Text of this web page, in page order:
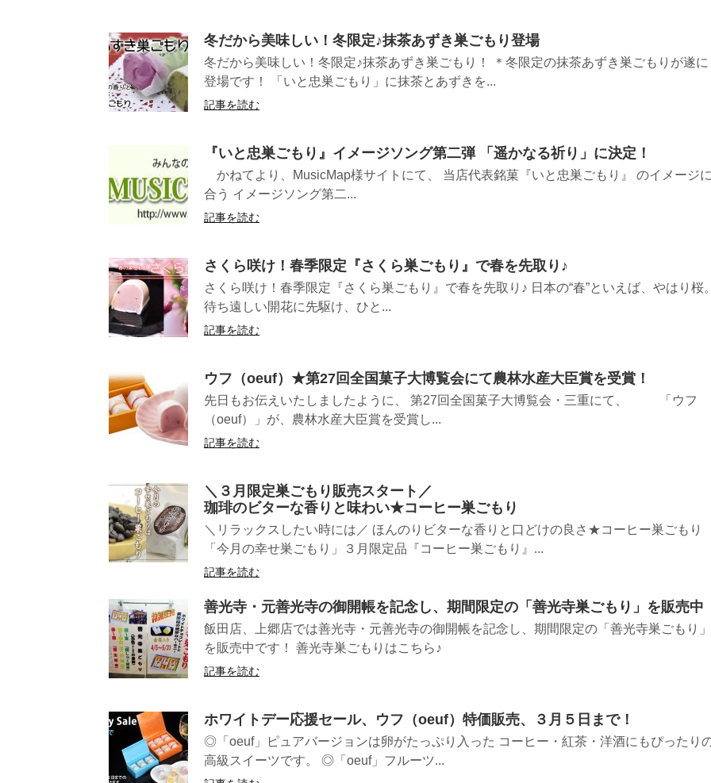
冬だから美味しい！冬限定♪抹茶あずき巣ごもり登場
冬だから美味しい！冬限定♪抹茶あずき巣ごもり！ ＊冬限定の抹茶あずき巣ごもりが遂に
登場です！ 「いと忠巣ごもり」に抹茶とあずきを...
記事を読む
『いと忠巣ごもり』イメージソング第二弾 「遥かなる祈り」に決定！
かねてより、MusicMap様サイトにて、 当店代表銘菓『いと忠巣ごもり』 のイメージに
合う イメージソング第二...
記事を読む
さくら咲け！春季限定『さくら巣ごもり』で春を先取り♪
さくら咲け！春季限定『さくら巣ごもり』で春を先取り♪ 日本の“春”といえば、やはり桜。
待ち遠しい開花に先駆け、ひと...
記事を読む
ウフ（oeuf）★第27回全国菓子大博覧会にて農林水産大臣賞を受賞！
先日もお伝えいたしましたように、 第27回全国菓子大博覧会・三重にて、 「ウフ
（oeuf）」が、農林水産大臣賞を受賞し...
記事を読む
＼３月限定巣ごもり販売スタート／
珈琲のビターな香りと味わい★コーヒー巣ごもり
＼リラックスしたい時には／ ほんのりビターな香りと口どけの良さ★コーヒー巣ごもり
「今月の幸せ巣ごもり」３月限定品『コーヒー巣ごもり』...
記事を読む
善光寺・元善光寺の御開帳を記念し、期間限定の「善光寺巣ごもり」を販売中
飯田店、上郷店では善光寺・元善光寺の御開帳を記念し、期間限定の「善光寺巣ごもり」
を販売中です！ 善光寺巣ごもりはこちら♪
記事を読む
ホワイトデー応援セール、ウフ（oeuf）特価販売、３月５日まで！
◎「oeuf」ピュアバージョンは卵がたっぷり入った コーヒー・紅茶・洋酒にもぴったり
高級スイーツです。 ◎「oeuf」フルーツ...